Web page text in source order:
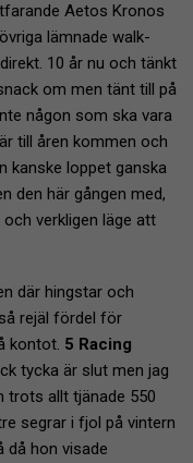
Aetos Kronos
lämnade walk-
10 år nu och tänkt
om men tänt till på
någon som ska vara
till åren kommen och
kanske loppet ganska
den här gången med,
verkligen läge att
där hingstar och
rejäl fördel för
kontot. 5 Racing
tycka är slut men jag
trots allt tjänade 550
segrar i fjol på vintern
då hon visade